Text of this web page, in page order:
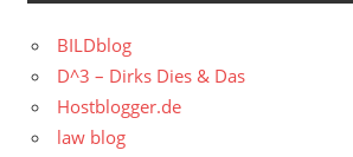
BILDblog
D^3 – Dirks Dies & Das
Hostblogger.de
law blog